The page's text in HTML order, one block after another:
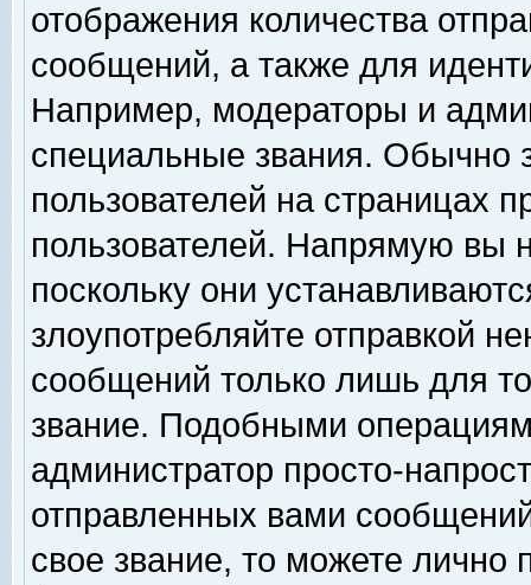
отображения количества
сообщений, а также для
Например, модераторы и
специальные звания. Обычно
пользователей на страницах
пользователей. Напрямую вы
поскольку они
злоупотребляйте отправкой
сообщений только лишь для
звание. Подобными
администратор просто-
отправленных вами
свое звание, то можете лично